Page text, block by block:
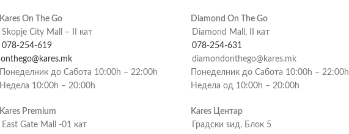
Kares On The Go
Skopje City Mall – II кат
078-254-619
onthego@kares.mk
Понеделник до Сабота 10:00h – 22:00h
Недела 10:00h – 20:00h
Kares Premium
East Gate Mall -01 кат
Diamond On The Go
Diamond Mall, II кат
078-254-631
diamondonthego@kares.mk
Понеделник до Сабота 10:00h – 22:00h
Недела од 10:00h – 20:00h
Kares Центар
Градски ѕид, Блок 5